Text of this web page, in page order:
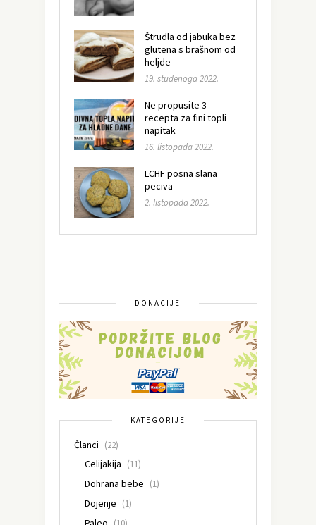
Štrudla od jabuka bez
glutena s brašnom od
heljde
19. studenoga 2022.
Ne propusite 3
recepta za fini topli
napitak
16. listopada 2022.
LCHF posna slana
peciva
2. listopada 2022.
DONACIJE
KATEGORIJE
Članci (22)
Celijakija (11)
Dohrana bebe (1)
Dojenje (1)